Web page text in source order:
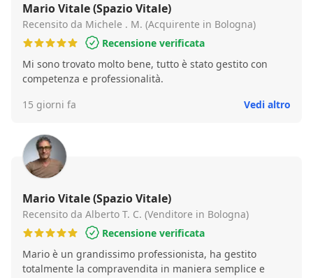
Mario Vitale (Spazio Vitale)
Recensito da Michele . M. (Acquirente in Bologna)
Recensione verificata
Mi sono trovato molto bene, tutto è stato gestito con
competenza e professionalità.
15 giorni fa
Vedi altro
Mario Vitale (Spazio Vitale)
Recensito da Alberto T. C. (Venditore in Bologna)
Recensione verificata
Mario è un grandissimo professionista, ha gestito
totalmente la compravendita in maniera semplice e